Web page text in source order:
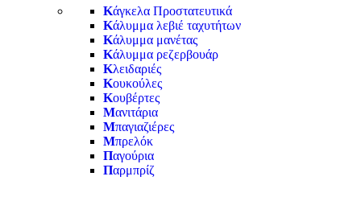
Κάγκελα Προστατευτικά
Κάλυμμα λεβιέ ταχυτήτων
Κάλυμμα μανέτας
Κάλυμμα ρεζερβουάρ
Κλειδαριές
Κουκούλες
Κουβέρτες
Μανιτάρια
Μπαγιαζιέρες
Μπρελόκ
Παγούρια
Παρμπρίζ